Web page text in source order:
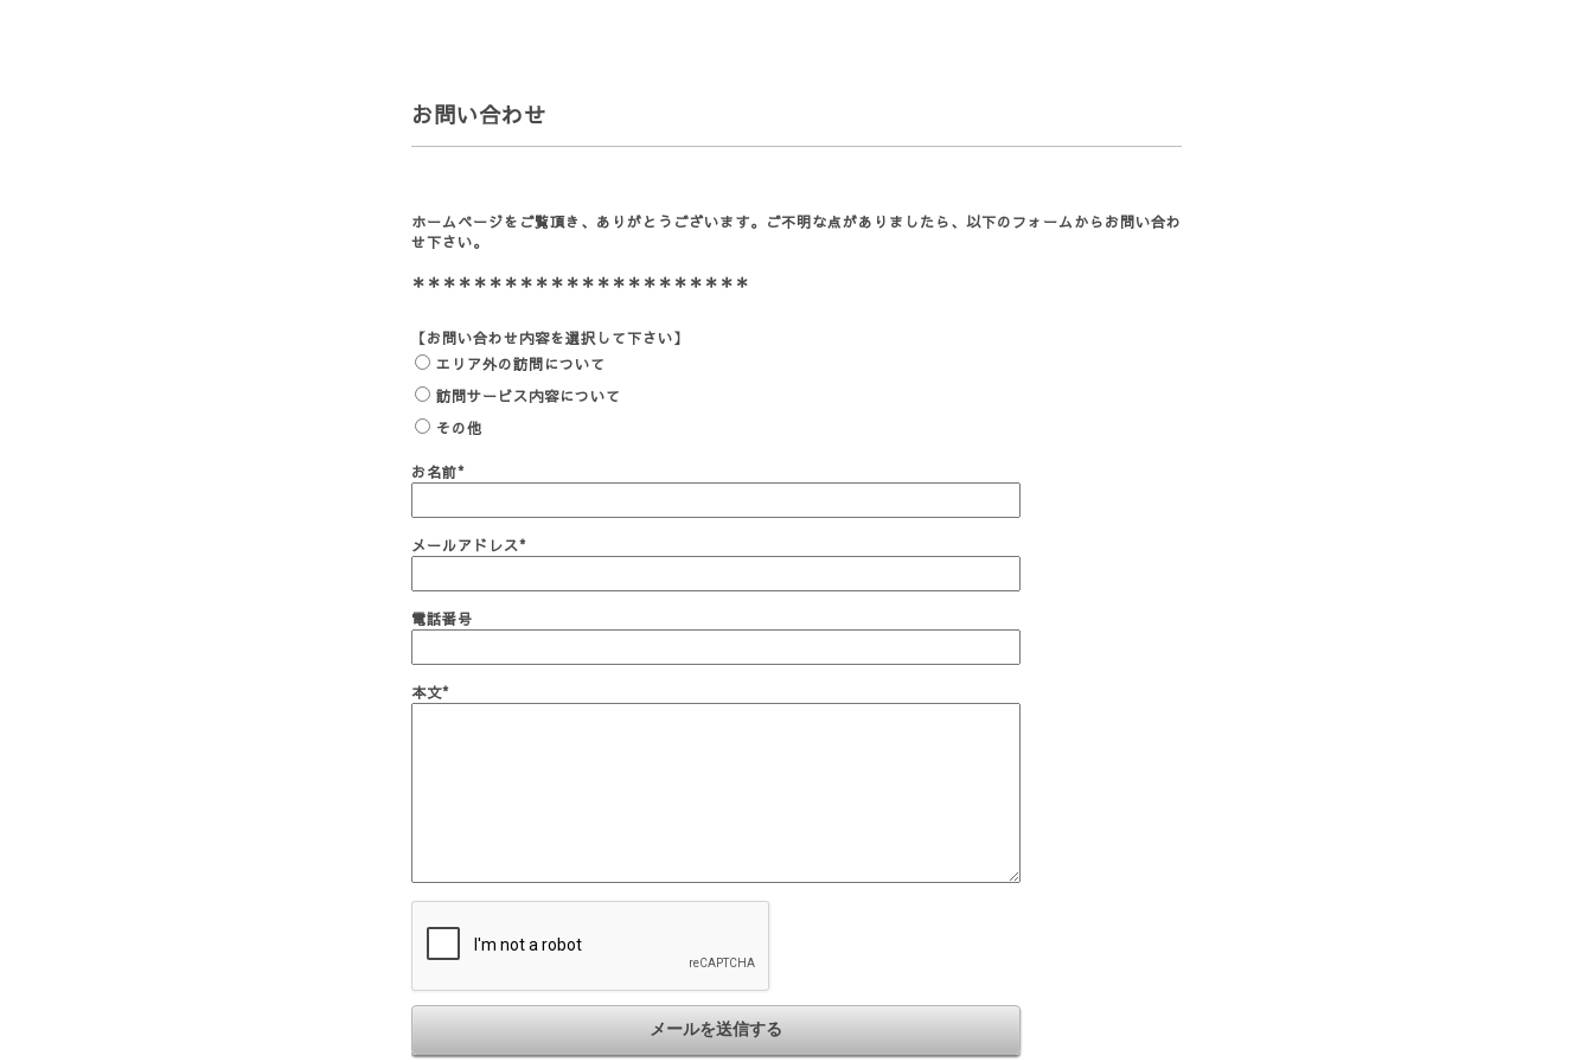
お問い合わせ
ホームページをご覧頂き、ありがとうございます。ご不明な点がありましたら、以下のフォームからお問い合わ
せ下さい。
＊＊＊＊＊＊＊＊＊＊＊＊＊＊＊＊＊＊＊＊＊＊
【お問い合わせ内容を選択して下さい】
エリア外の訪問について
訪問サービス内容について
その他
お名前*
メールアドレス*
電話番号
本文*